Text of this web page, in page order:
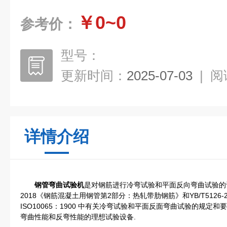
参考价： ￥0~0
型号：
更新时间： 2025-07-03 | 阅
详情介绍
钢管弯曲试验机是对钢筋进行冷弯试验和平面反向弯曲试验
2018《钢筋混凝土用钢管第2部分：热轧带肋钢筋》和YB/
ISO10065：1900 中有关冷弯试验和平面反面弯曲试验的规定和
弯曲性能和反弯性能的理想试验设备.